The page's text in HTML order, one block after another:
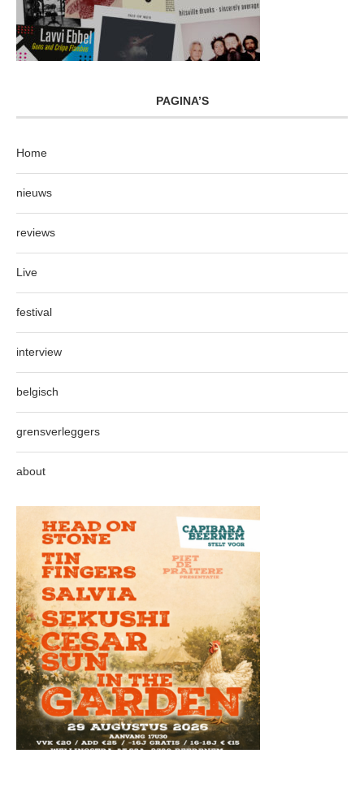
PAGINA’S
Home
nieuws
reviews
Live
festival
interview
belgisch
grensverleggers
about